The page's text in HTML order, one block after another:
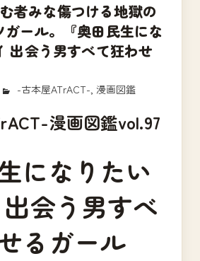
む者みな傷つける地獄の
ガール。『奥田民生にな
出会う男すべて狂わせ
-古本屋ATrACT-,漫画図鑑
漫画図鑑vol.97
になりたい
会う男すべ
るガール